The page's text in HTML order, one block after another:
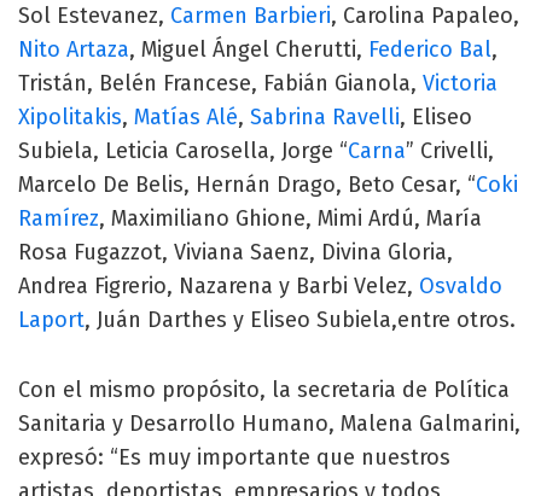
Sol Estevanez, Carmen Barbieri, Carolina Papaleo,
Nito Artaza, Miguel Ángel Cherutti, Federico Bal,
Tristán, Belén Francese, Fabián Gianola, Victoria
Xipolitakis, Matías Alé, Sabrina Ravelli, Eliseo
Subiela, Leticia Carosella, Jorge “Carna” Crivelli,
Marcelo De Belis, Hernán Drago, Beto Cesar, “Coki
Ramírez, Maximiliano Ghione, Mimi Ardú, María
Rosa Fugazzot, Viviana Saenz, Divina Gloria,
Andrea Figrerio, Nazarena y Barbi Velez, Osvaldo
Laport, Juán Darthes y Eliseo Subiela,entre otros.
Con el mismo propósito, la secretaria de Política
Sanitaria y Desarrollo Humano, Malena Galmarini,
expresó: “Es muy importante que nuestros